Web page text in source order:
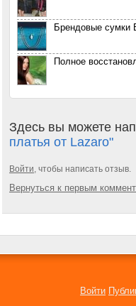
Брендовые сумки
Полное
Здесь вы можете
платья от Lazaro"
Войти, чтобы написать отзыв.
Вернуться к первым
Войти